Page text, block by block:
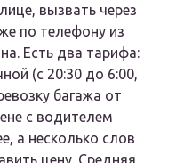
вызвать через
по телефону из
Есть два тарифа:
(с 20:30 до 6:00,
багажа от
с водителем
а несколько слов
цену. Средняя